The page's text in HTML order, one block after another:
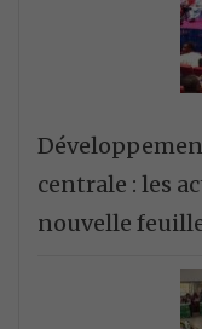
centrale : les
nouvelle